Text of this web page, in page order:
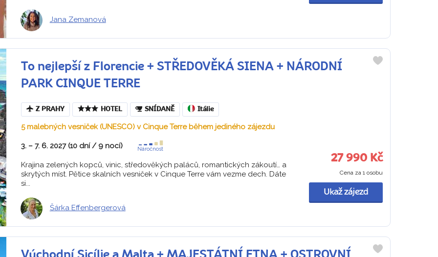
Jana Zemanová
To nejlepší z Florencie + STŘEDOVĚKÁ SIENA + NÁRODNÍ
PARK CINQUE TERRE
Z PRAHY HOTEL SNÍDANĚ Itálie
5 malebných vesniček (UNESCO) v Cinque Terre během jediného zájezdu
3. – 7. 6. 2027 (10 dní / 9 nocí) Náročnost
Krajina zelených kopců, vinic, středověkých paláců, romantických zákoutí… a
skrytých míst. Pětice skalních vesniček v Cinque Terre vám vezme dech. Dáte
si...
Šárka Effenbergerová
27 990 Kč
Cena za 1 osobu
Ukaž zájezd